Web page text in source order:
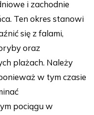
i zachodnie
Ten okres stanowi
się z falami,
oraz
plażach. Należy
w tym czasie
pociągu w